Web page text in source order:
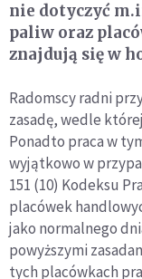
nie dotyczyć
paliw oraz
znajdują się w
Radomscy radni
zasadę, wedle
Ponadto praca w
wyjątkowo w
151 (10) Kodeksu
placówek
jako normalnego
powyższymi
tych placówkach